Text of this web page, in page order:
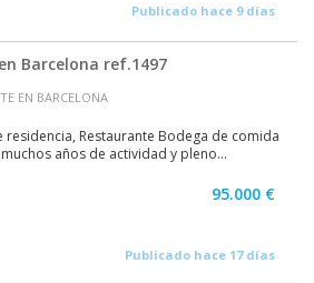
Publicado hace 9 días
Barcelona ref.1497
EN BARCELONA
Restaurante Bodega de comida
años de actividad y pleno...
95.000 €
Publicado hace 17 días